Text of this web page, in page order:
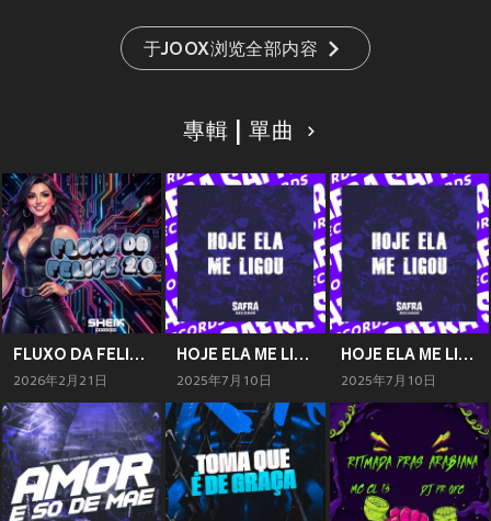
于JOOX浏览全部内容
專輯 | 單曲
FLUXO DA FELIPE 2.0 (Explicit)
2026年2月21日
HOJE ELA ME LIGOU (Explicit)
2025年7月10日
HOJE ELA ME LIGOU (Explicit)
2025年7月10日